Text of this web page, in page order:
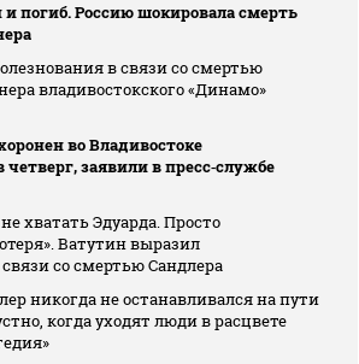
погиб. Россию шокировала смерть
в связи со смертью
владивостокского «Динамо»
во Владивостоке
заявили в пресс‑службе
хватать Эдуарда. Просто
Ватутин выразил
со смертью Сандлера
никогда не останавливался на пути
когда уходят люди в расцвете